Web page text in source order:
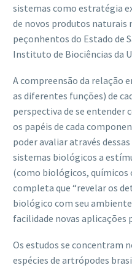
sistemas como estratégia
de novos produtos naturais
peçonhentos do Estado de
Instituto de Biociências da
A compreensão da relação
as diferentes funções) de
perspectiva de se entender
os papéis de cada
poder avaliar através
sistemas biológicos a
(como biológicos, químicos
completa que “revelar os
biológico com seu
facilidade novas aplicações
Os estudos se concentram
espécies de artrópodes